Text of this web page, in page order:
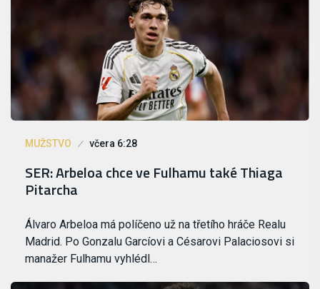
MUŽSTVO včera 6:28
SER: Arbeloa chce ve Fulhamu také Thiaga
Pitarcha
Álvaro Arbeloa má políčeno už na třetího hráče Realu
Madrid. Po Gonzalu Garcíovi a Césarovi Palaciosovi si
manažer Fulhamu vyhlédl…